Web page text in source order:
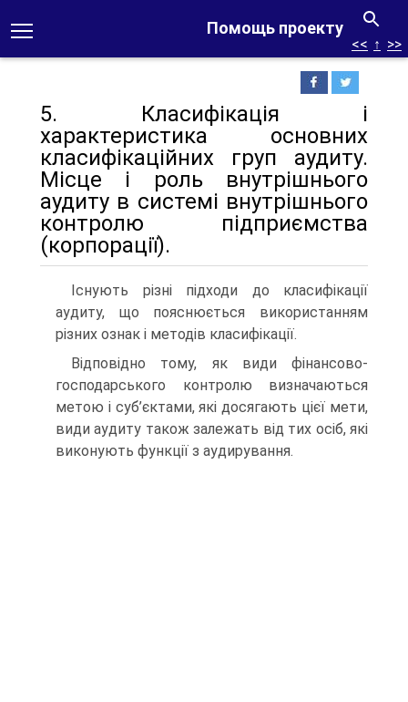
Помощь проекту
<< ↑ >>
5. Класифікація і
характеристика основних
класифікаційних груп аудиту.
Місце і роль внутрішнього
аудиту в системі внутрішнього
контролю підприємства
(корпорації).
Існують різні підходи до класифікації
аудиту, що пояснюється використанням
різних ознак і методів класифікації.
Відповідно тому, як види фінансово-
господарського контролю визначаються
метою і суб’єктами, які досягають цієї мети,
види аудиту також залежать від тих осіб, які
виконують функції з аудирування.